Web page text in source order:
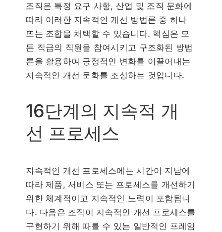
조직은 특정 요구 사항, 산업 및 조직 문화에
따라 이러한 지속적인 개선 방법론 중 하나
또는 조합을 채택할 수 있습니다. 핵심은 모
든 직급의 직원을 참여시키고 구조화된 방법
론을 활용하여 긍정적인 변화를 이끌어내는
지속적인 개선 문화를 조성하는 것입니다.
16단계의 지속적 개
선 프로세스
지속적인 개선 프로세스에는 시간이 지남에
따라 제품, 서비스 또는 프로세스를 개선하기
위한 체계적이고 지속적인 노력이 포함됩니
다. 다음은 조직이 지속적인 개선 프로세스를
구현하기 위해 따를 수 있는 일반적인 프레임